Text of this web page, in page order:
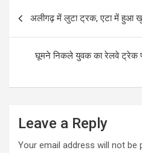
p
k
navigation
अलीगढ़ में लुटा ट्रक, एटा में हुआ
घूमने निकले युवक का रेलवे ट्रेक
Leave a Reply
Your email address will not be